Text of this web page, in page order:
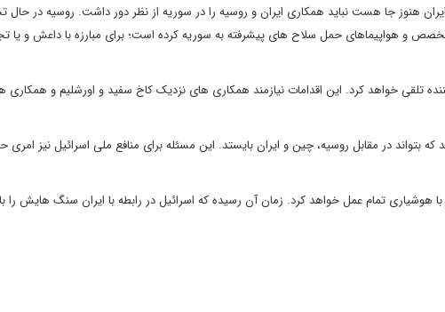
هنوز جا هست نباید همکاری ایران و روسیه را در سوریه از نظر دور داشت. روسیه در حال
و هواپیماهای حمل سلاح های پیشرفته به سوریه کرده است؛ برای مبارزه با داعش و یا
تلقی خواهد کرد. این اقدامات نیازمند همکاری های نزدیک کاخ سفید و اورشلیم و همکاری
رئیس جمهوری را برگزیند که بتواند در مقابل روسیه، چین و ایران بایستد. این مسئله برای منافع ملی اسرائیل نیز امری
تمام عمل خواهد کرد. زمان آن رسیده که اسرائیل در رابطه با ایران سنگ هایش را با